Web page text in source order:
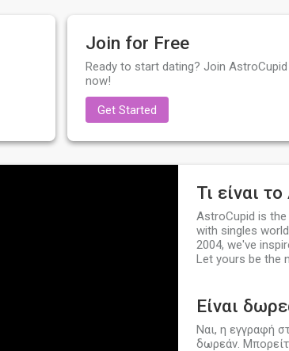
Join for Free
Ready to start dating? Join
now!
Get Started
Τι είναι
AstroCupid is
with singles
2004, we've
Let yours be the
Είναι
Ναι, η εγγραφή
δωρεάν.